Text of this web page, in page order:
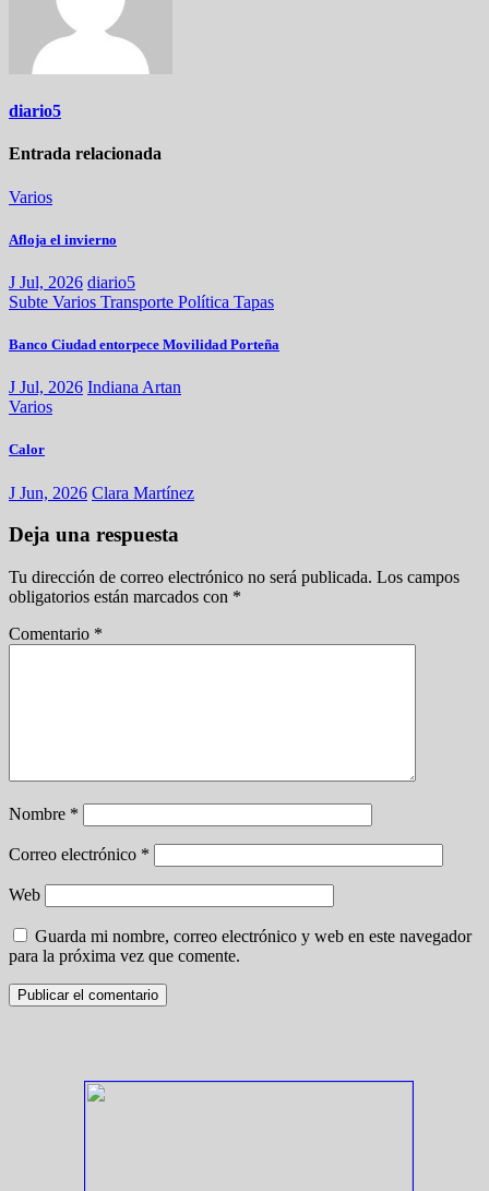
diario5
Entrada relacionada
Varios
Afloja el invierno
J Jul, 2026 diario5
Subte Varios Transporte Política Tapas
Banco Ciudad entorpece Movilidad Porteña
J Jul, 2026 Indiana Artan
Varios
Calor
J Jun, 2026 Clara Martínez
Deja una respuesta
Tu dirección de correo electrónico no será publicada. Los campos
obligatorios están marcados con *
Comentario *
Nombre *
Correo electrónico *
Web
Guarda mi nombre, correo electrónico y web en este navegador
para la próxima vez que comente.